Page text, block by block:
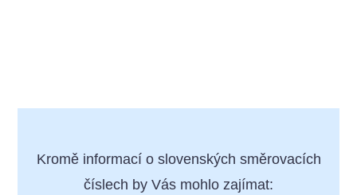
Kromě informací o slovenských směrovacích
číslech by Vás mohlo zajímat: